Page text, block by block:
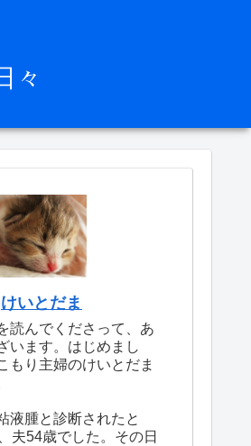
々
けいとだま
読んでくださって、あ
います。はじめまし
もり主婦のけいとだま
液腫と診断されたと
夫54歳でした。その日